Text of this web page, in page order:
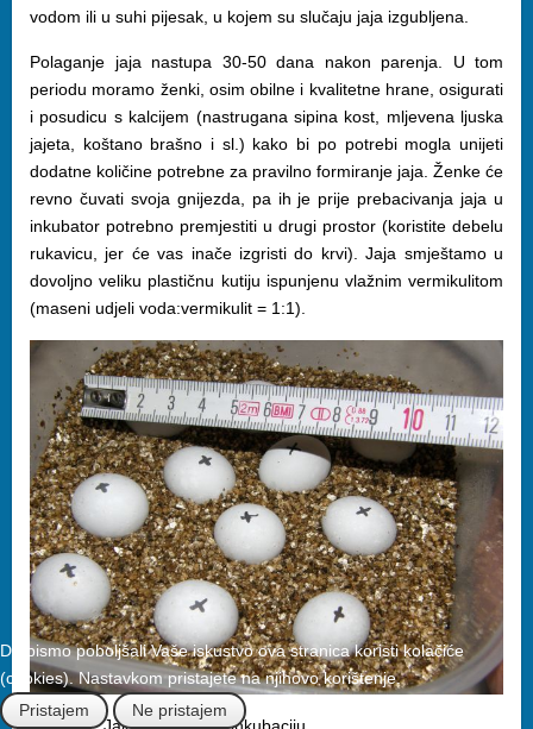
vodom ili u suhi pijesak, u kojem su slučaju jaja izgubljena.
Polaganje jaja nastupa 30-50 dana nakon parenja. U tom
periodu moramo ženki, osim obilne i kvalitetne hrane, osigurati
i posudicu s kalcijem (nastrugana sipina kost, mljevena ljuska
jajeta, koštano brašno i sl.) kako bi po potrebi mogla unijeti
dodatne količine potrebne za pravilno formiranje jaja. Ženke će
revno čuvati svoja gnijezda, pa ih je prije prebacivanja jaja u
inkubator potrebno premjestiti u drugi prostor (koristite debelu
rukavicu, jer će vas inače izgristi do krvi). Jaja smještamo u
dovoljno veliku plastičnu kutiju ispunjenu vlažnim vermikulitom
(maseni udjeli voda:vermikulit = 1:1).
Da bismo poboljšali Vaše iskustvo ova stranica koristi kolačiće
(cookies). Nastavkom pristajete na njihovo korištenje.
Pristajem
Ne pristajem